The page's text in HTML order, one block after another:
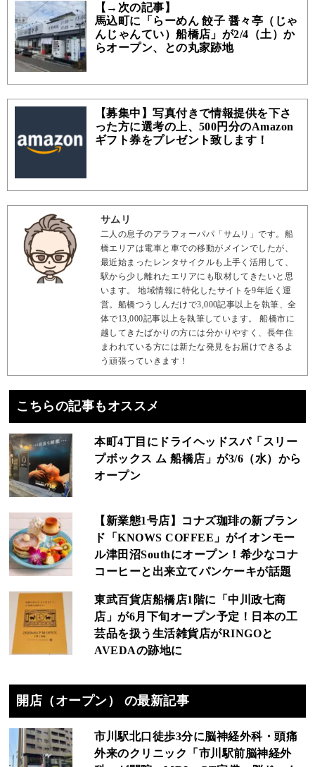
【→次の記事】
馬込町に「らーめん 餃子 醤々亭（じゃ
んじゃんてい）船橋店」が2/4（土）か
らオープン、との丸家跡地
【募集中】写真付きで情報提供を下さ
った方に選考の上、500円分のAmazon
ギフト券をプレゼント致します！
サムリ
二人の息子のアラフォーパパ「サムリ」です。船
橋エリアは電車と車での移動がメインでしたが、
最近始まったレンタサイクルも上手く活用して、
駅から少し離れたエリアにも取材してきたいと思
います。 地域情報に特化したサイトを9年近く運
営。船橋つうしんだけで3,000記事以上を執筆、全
体で13,000記事以上を執筆しています。 船橋市に
越してきたばかりの方には分かりやすく、長年住
まわれている方には新たな発見をお届けできるよ
う頑張っていきます！
こちらの記事もオススメ
本町4丁目にドライヘッドスパ「スリー
プボックス ム 船橋店」が3/6（水）から
オープン
【新業態1号店】コナズ珈琲の新ブラン
ド「KNOWS COFFEE」がイオンモー
ル津田沼Southにオープン！希少なコナ
コーヒーと出来立てパンケーキが話題
東武百貨店船橋店1階に「中川政七商
店」が6月下旬オープン予定！日本の工
芸品を扱う生活雑貨店がRINGOと
AVEDAの跡地に
開店（オープン） の最新記事
市川駅北口徒歩3分に脳神経外科・頭痛
外来のクリニック「市川駅前脳神経外